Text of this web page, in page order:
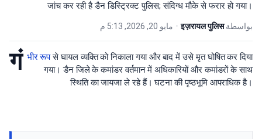
जांच कर रही है डैन डिस्ट्रिक्ट पुलिस; संदिग्ध मौके से फरार हो गया।
بواسطةइज़रायल पुलिस
• مايو 20, 2026, 5:13 م
गं भीर रूपसे घायल व्यक्ति को निकाला गया और बाद में उसे मृत घोषित कर दिया
गया। डैन जिले के कमांडर वर्तमान में अधिकारियों और कमांडरों के साथ
स्थिति का जायजा ले रहे हैं। घटना की पृष्ठभूमि आपराधिक है।